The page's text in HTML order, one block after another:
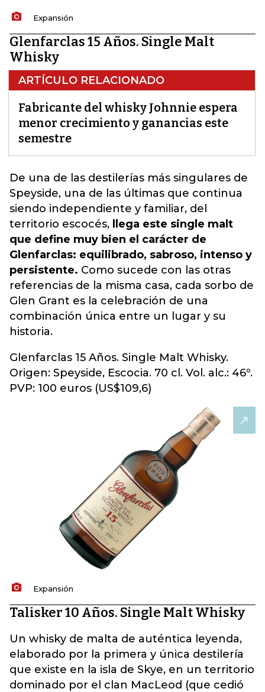
Expansión
Glenfarclas 15 Años. Single Malt
Whisky
ARTÍCULO RELACIONADO
Fabricante del whisky Johnnie espera
menor crecimiento y ganancias este
semestre
De una de las destilerías más singulares de
Speyside, una de las últimas que continua
siendo independiente y familiar, del
territorio escocés, llega este single malt
que define muy bien el carácter de
Glenfarclas: equilibrado, sabroso, intenso y
persistente. Como sucede con las otras
referencias de la misma casa, cada sorbo de
Glen Grant es la celebración de una
combinación única entre un lugar y su
historia.
Glenfarclas 15 Años. Single Malt Whisky.
Origen: Speyside, Escocia. 70 cl. Vol. alc.: 46º.
PVP: 100 euros (US$109,6)
Expansión
Talisker 10 Años. Single Malt Whisky
Un whisky de malta de auténtica leyenda,
elaborado por la primera y única destilería
que existe en la isla de Skye, en un territorio
dominado por el clan MacLeod (que cedió